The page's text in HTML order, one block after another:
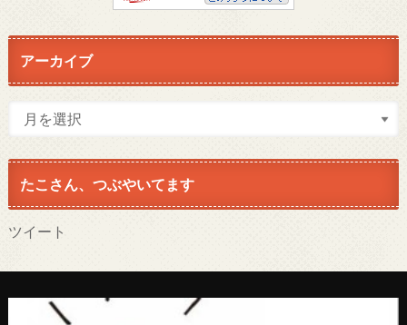
アーカイブ
たこさん、つぶやいてます
ツイート